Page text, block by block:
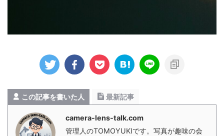
この記事を書いた人 最新記事
camera-lens-talk.com
管理人のTOMOYUKIです。写真が趣味の会